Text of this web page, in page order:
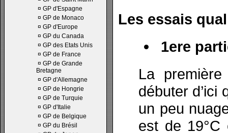
¤ GP d'Espagne
¤ GP de Monaco
¤ GP d'Europe
¤ GP du Canada
¤ GP des Etats Unis
¤ GP de France
¤ GP de Grande
Bretagne
¤ GP d'Allemagne
¤ GP de Hongrie
¤ GP de Turquie
¤ GP d'Italie
¤ GP de Belgique
¤ GP du Brésil
Les essais
1ere
La
débuter d’ici
un peu
est de 19°C